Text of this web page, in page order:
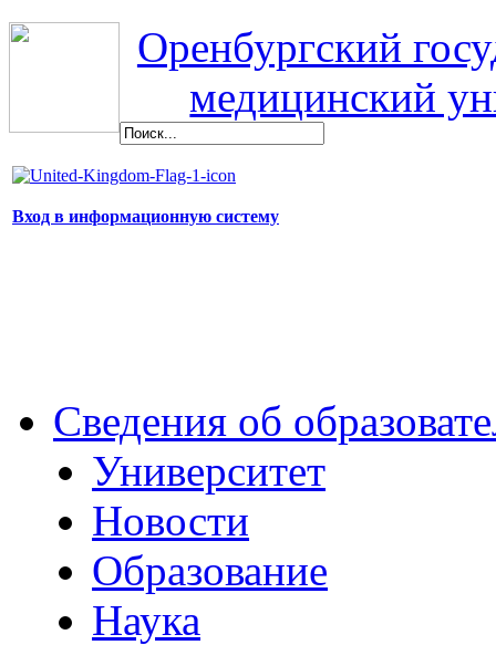
Оренбургский
медицинский
Вход в информационную систему
Сведения об
Университет
Новости
Образование
Наука